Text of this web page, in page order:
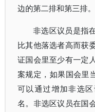
边的第二排和第三排。
非选区议员是指
比其他落选者高而获
证国会里至少有一定
案规定，如果国会里
可以通过增加非选
名。非选区议员在国